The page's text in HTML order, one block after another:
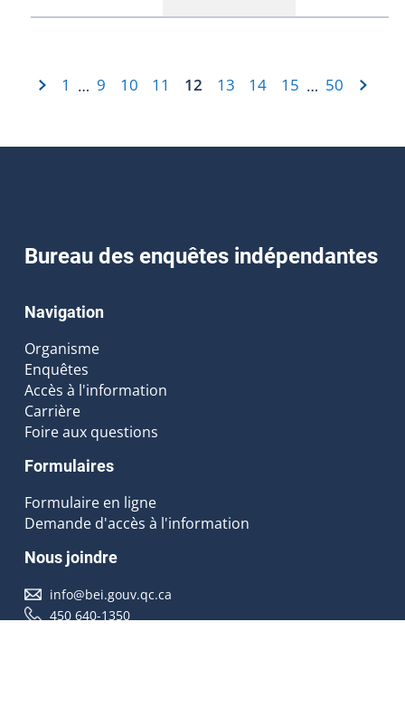
1 … 9 10 11 12 13 14 15 … 50
Bureau des enquêtes indépendantes
Navigation
Organisme
Enquêtes
Accès à l'information
Carrière
Foire aux questions
Formulaires
Formulaire en ligne
Demande d'accès à l'information
Nous joindre
info@bei.gouv.qc.ca
450 640-1350